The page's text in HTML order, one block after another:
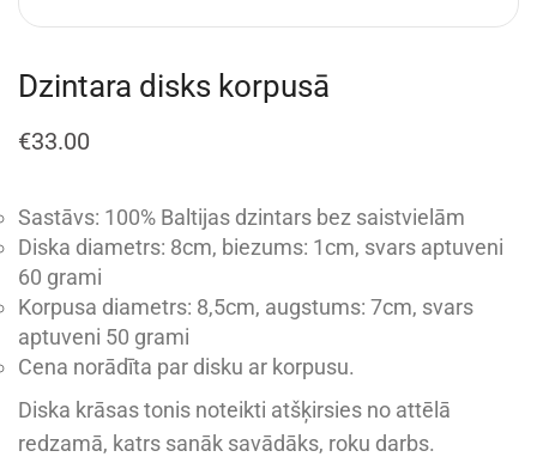
Dzintara disks korpusā
€33.00
Sastāvs: 100% Baltijas dzintars bez saistvielām
Diska diametrs: 8cm, biezums: 1cm, svars aptuveni
60 grami
Korpusa diametrs: 8,5cm, augstums: 7cm, svars
aptuveni 50 grami
Cena norādīta par disku ar korpusu.
Diska krāsas tonis noteikti atšķirsies no attēlā
redzamā, katrs sanāk savādāks, roku darbs.